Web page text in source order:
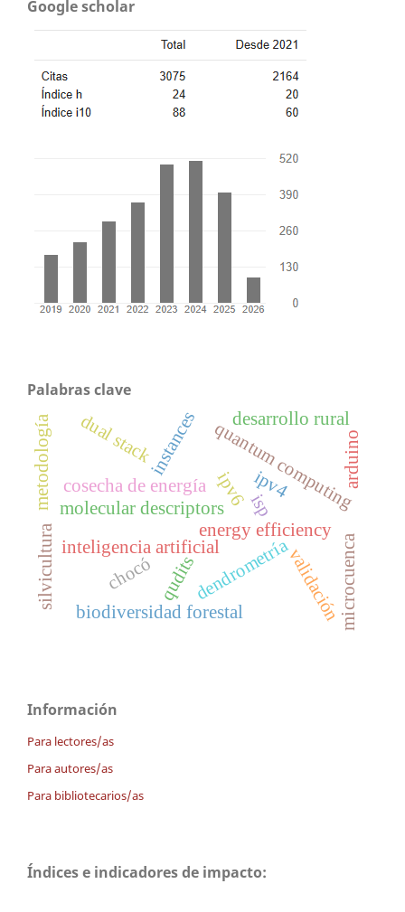
Google scholar
Palabras clave
cosecha de energía ipv6 ipv4
energy efficiency
molecular descriptors
inteligencia artificial
quantum computing
qudits
biodiversidad forestal
dendrometría
silvicultura
instances
dual stack
isp
chocó
desarrollo rural
metodología
validación
arduino
microcuenca
Información
Para lectores/as
Para autores/as
Para bibliotecarios/as
Índices e indicadores de impacto: